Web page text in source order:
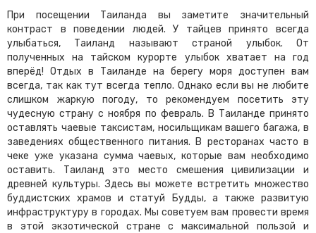
При посещении Таиланда вы заметите значительный
контраст в поведении людей. У тайцев принято всегда
улыбаться, Таиланд называют страной улыбок. От
полученных на тайском курорте улыбок хватает на год
вперёд! Отдых в Таиланде на берегу моря доступен вам
всегда, так как тут всегда тепло. Однако если вы не любите
слишком жаркую погоду, то рекомендуем посетить эту
чудесную страну с ноября по февраль. В Таиланде принято
оставлять чаевые таксистам, носильщикам вашего багажа, в
заведениях общественного питания. В ресторанах часто в
чеке уже указана сумма чаевых, которые вам необходимо
оставить. Таиланд это место смешения цивилизации и
древней культуры. Здесь вы можете встретить множество
буддистских храмов и статуй Будды, а также развитую
инфраструктуру в городах. Мы советуем вам провести время
в этой экзотической стране с максимальной пользой и